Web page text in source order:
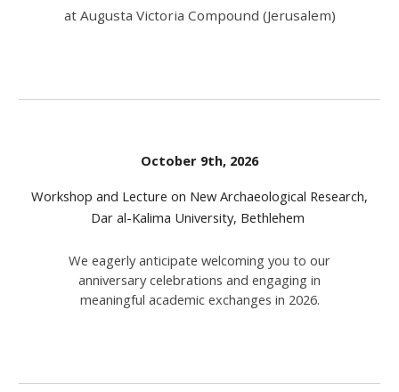
at Augusta Victoria Compound (Jerusalem)
October 9th, 2026
Workshop and Lecture on New Archaeological Research,
Dar al-Kalima University, Bethlehem
We eagerly anticipate welcoming you to our
anniversary celebrations and engaging in
meaningful academic exchanges in 2026.